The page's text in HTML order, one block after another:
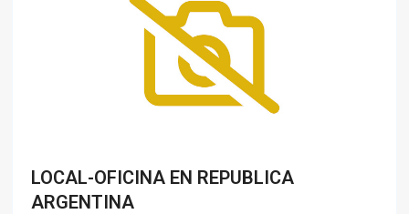
LOCAL-OFICINA EN REPUBLICA
ARGENTINA